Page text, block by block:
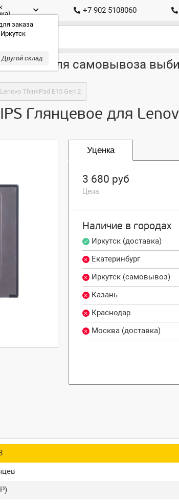
заказа
Другой склад
+7 902 5108060
для самовывоза
ThinkPad E15 Gen 2
Глянцевое для
Уценка
3 680 руб
Цена
Наличие в городах
Иркутск (доставка)
Екатеринбург
Иркутск (самовывоз)
Казань
Краснодар
Москва (доставка)